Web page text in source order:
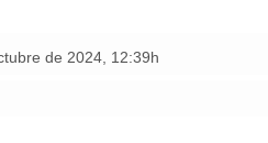
de 2024, 12:39h